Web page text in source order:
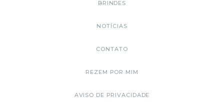
BRINDES
NOTÍCIAS
CONTATO
REZEM POR MIM
AVISO DE PRIVACIDADE